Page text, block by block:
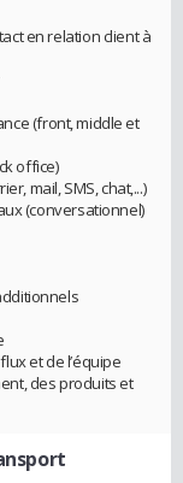
en relation client à
(front, middle et
office)
mail, SMS, chat,...)
(conversationnel)
et de l’équipe
des produits et